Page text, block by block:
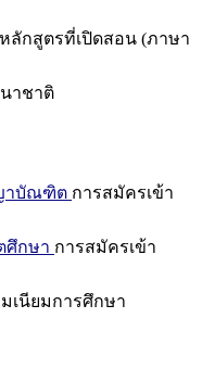
หลักสูตรที่เปิดสอน (ภาษา
าชาติ
าบัณฑิต การสมัครเข้า
ศึกษา การสมัครเข้า
เนียมการศึกษา